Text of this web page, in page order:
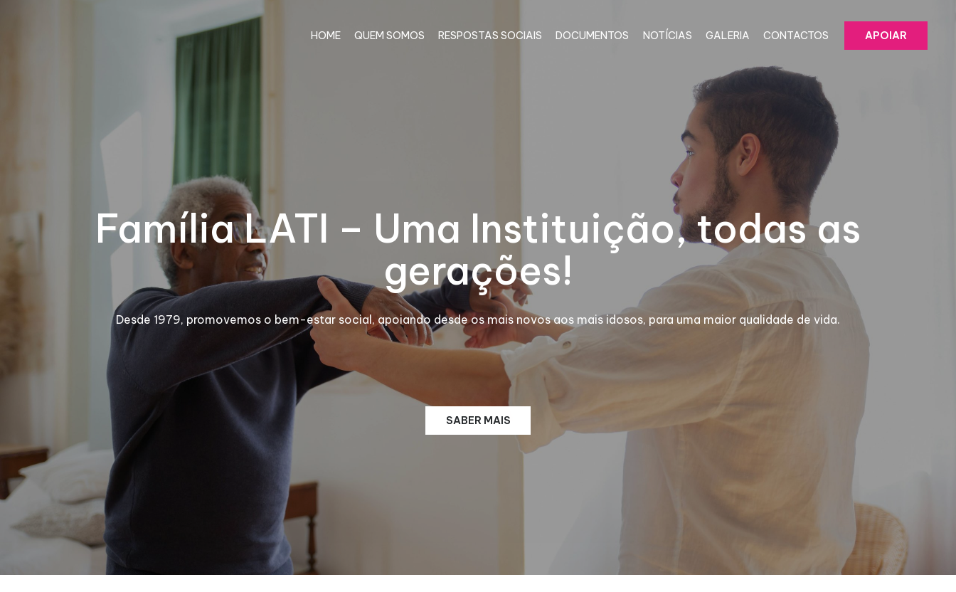
HOME QUEM SOMOS RESPOSTAS SOCIAIS DOCUMENTOS NOTÍCIAS GALERIA CONTACTOS APOIAR
Família LATI – Uma Instituição, todas as
gerações!
Desde 1979, promovemos o bem-estar social, apoiando desde os mais novos aos mais idosos, para uma maior qualidade de vida.
SABER MAIS